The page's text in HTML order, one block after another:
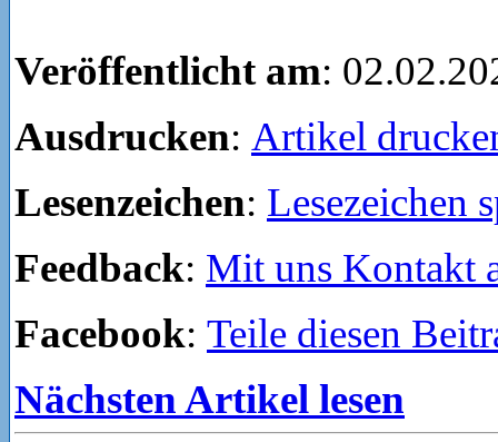
Veröffentlicht am:
Ausdrucken: Artikel
Lesenzeichen: Lesezeichen
Feedback: Mit uns Kontakt
Facebook: Teile diesen
Nächsten Artikel lesen